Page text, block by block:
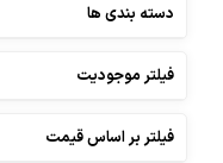
دسته بندی ها
فیلتر موجودیت
فیلتر بر اساس قیمت